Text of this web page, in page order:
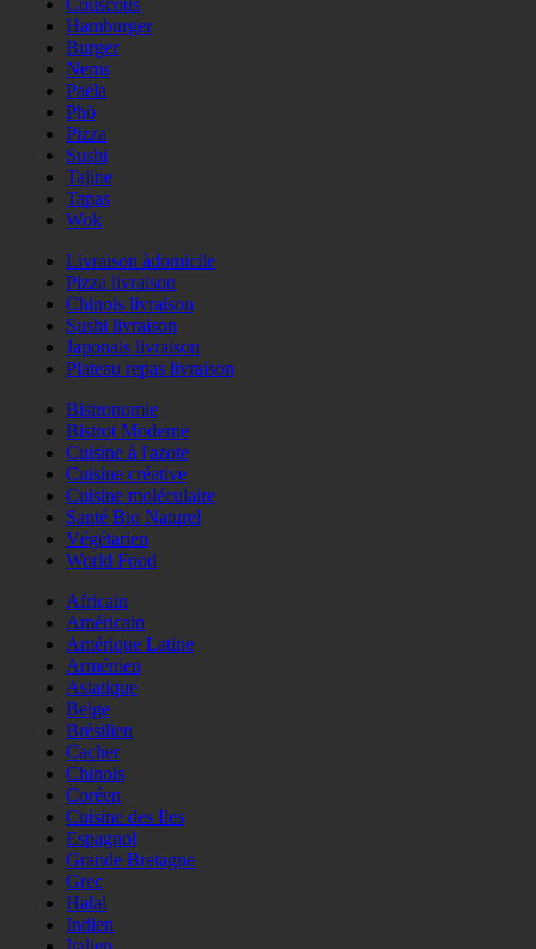
Couscous
Hamburger
Burger
Nems
Paëla
Phö
Pizza
Sushi
Tajine
Tapas
Wok
Livraison àdomicile
Pizza livraison
Chinois livraison
Sushi livraison
Japonais livraison
Plateau repas livraison
Bistronomie
Bistrot Moderne
Cuisine à l'azote
Cuisine créative
Cuisine moléculaire
Santé Bio Naturel
Végétarien
World Food
Africain
Américain
Amérique Latine
Arménien
Asiatique
Belge
Brésilien
Cacher
Chinois
Coréen
Cuisine des Iles
Espagnol
Grande Bretagne
Grec
Halal
Indien